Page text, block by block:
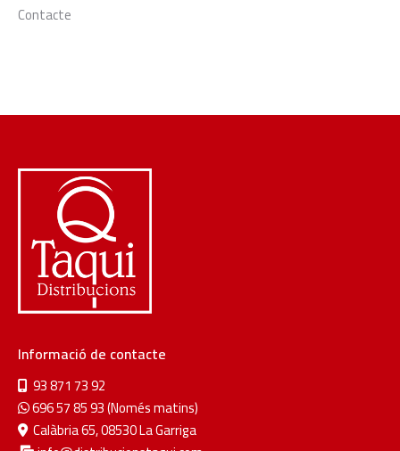
Contacte
Informació de contacte
93 871 73 92
696 57 85 93 (Només matins)
Calàbria 65, 08530 La Garriga